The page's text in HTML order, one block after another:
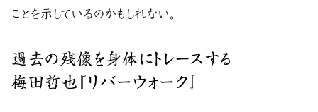
ことを示しているのかもしれない。
過去の残像を身体にトレースする
梅田哲也『リバーウォーク』